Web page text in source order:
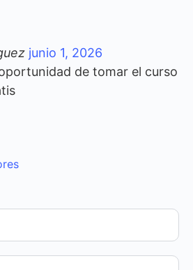
junio 1, 2026
de tomar el curso